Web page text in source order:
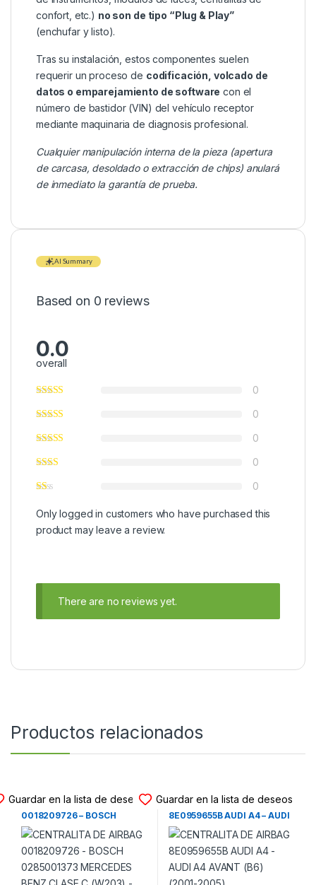
confort, etc.) no son de tipo “Plug & Play”
(enchufar y listo).
Tras su instalación, estos componentes suelen
requerir un proceso de codificación, volcado de
datos o emparejamiento de software con el
número de bastidor (VIN) del vehículo receptor
mediante maquinaria de diagnosis profesional.
Cualquier manipulación interna de la pieza (apertura
de carcasa, desoldado o extracción de chips) anulará
de inmediato la garantía de prueba.
AI Summary
Based on 0 reviews
0.0
overall
0
0
0
0
0
Only logged in customers who have purchased this
product may leave a review.
There are no reviews yet.
Productos relacionados
Guardar en la lista de deseos
CENTRALITA DE AIRBAG
0018209726 – BOSCH
0285001373 MERCEDES
BENZ CLASE C (W203) –
MERCEDES BENZ CLK
(W209) (2002-2009)
Guardar en la lista de deseos
CENTRALITA DE AIRBAG
8E0959655B AUDI A4 – AUDI
A4 AVANT (B6) (2001-2005)